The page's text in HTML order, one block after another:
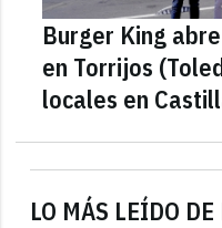
LO MÁS LEÍDO
Burger King
en Torrijos
locales en